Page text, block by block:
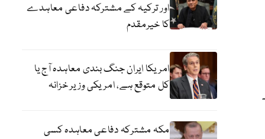
اور ترکیہ کے مشترکہ دفاعی معاہدے
کا خیرمقدم
امریکا ایران جنگ بندی معاہدہ آج یا
کل متوقع ہے، امریکی وزیر خزانہ
مکہ مشترکہ دفاعی معاہدہ کسی